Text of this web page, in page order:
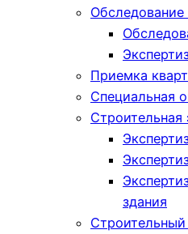
Обследование
Приемка
Специальная
Строительная
здания